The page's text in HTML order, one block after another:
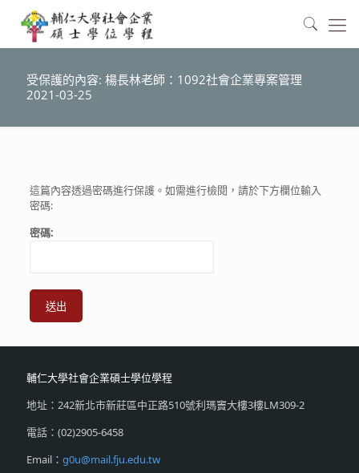
受保護的內容: 楊長林老師：1092社會企業專案管理
2021-03-25
這篇內容透過密碼進行保護。如需進行檢閱，請於下方欄位輸入
密碼:
密碼:
輔仁大學社會企業碩士學位學程
地址：242新北市新莊區中正路510號利瑪竇大樓3樓LM309-2
電話：(02)2905-6458
Email： g0u@mail.fju.edu.tw